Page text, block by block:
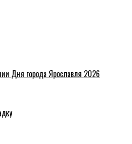
Дня города Ярославля 2026